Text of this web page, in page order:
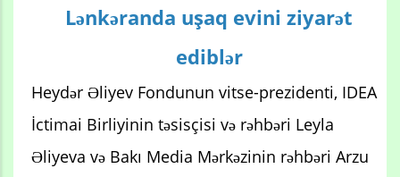
Lənkəranda uşaq evini ziyarət
ediblər
Heydər Əliyev Fondunun vitse-prezidenti, IDEA
İctimai Birliyinin təsisçisi və rəhbəri Leyla
Əliyeva və Bakı Media Mərkəzinin rəhbəri Arzu